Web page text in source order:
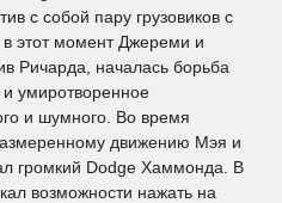
с собой пару грузовиков с
этот момент Джереми и
Ричарда, началась борьба
и умиротворенное
и шумного. Во время
движению Мэя и
громкий Dodge Хаммонда. В
возможности нажать на